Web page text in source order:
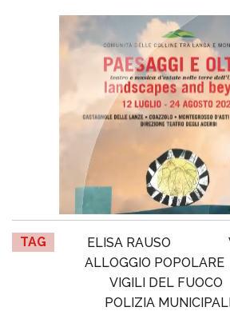
TAG ELISA RAUSO
ALLOGGIO POPOLARE
VIGILI DEL FUOCO
POLIZIA